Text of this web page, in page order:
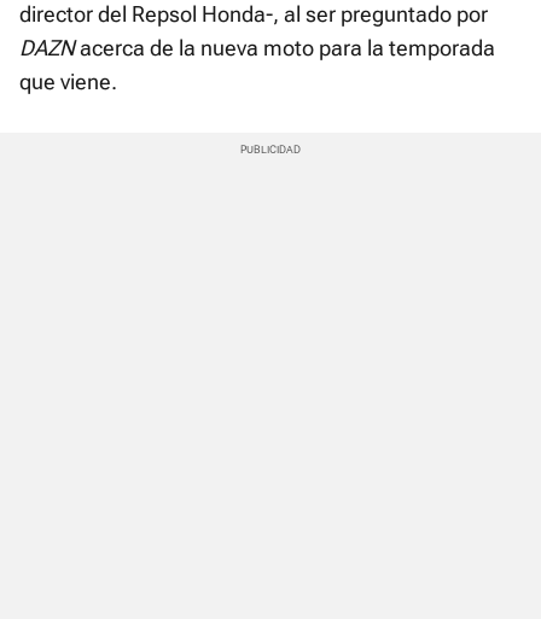
director del Repsol Honda-, al ser preguntado por
DAZNacerca de la nueva moto para la temporada
que viene.